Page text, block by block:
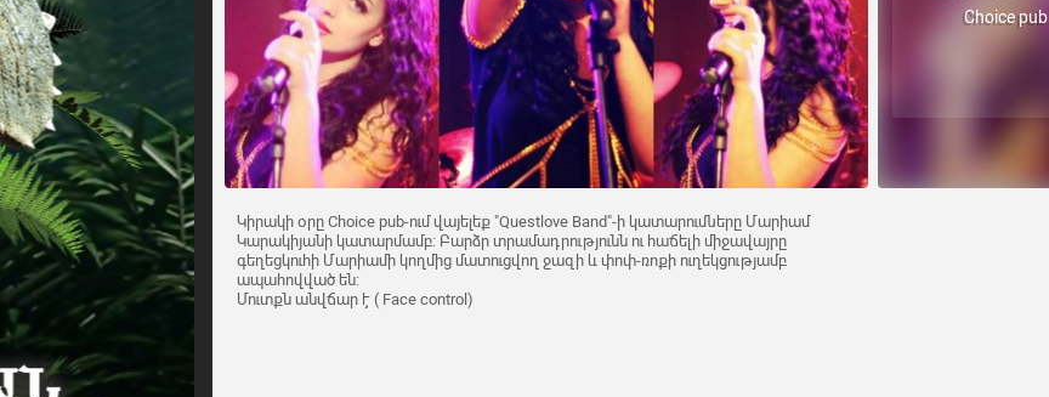
Choice pub
Կիրակի օրը Choice pub-ում վայելեք "Questlove Band"-ի կատարումները Մարիամ
Կարակիյանի կատարմամբ: Բարձր տրամադրությունն ու հաճելի միջավայրը
գեղեցկուհի Մարիամի կողմից մատուցվող ջազի և փոփ-ռոքի ուղեկցությամբ
ապահովված են:
Մուտքն անվճար է ( Face control)